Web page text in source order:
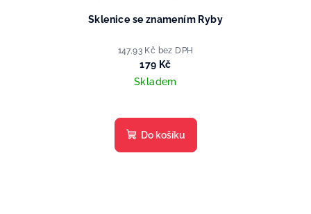
Sklenice se znamením Ryby
147,93 Kč bez DPH
179 Kč
Skladem
Do košíku